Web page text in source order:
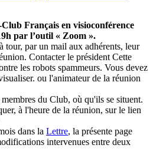
Français en visioconférence
par l’outil « Zoom ».
tour, par un mail aux adhérents, leur
Contacter le président Cette
les robots spammeurs. Vous devez
ou l'animateur de la réunion
du Club, où qu'ils se situent.
à l'heure de la réunion, sur le lien
dans la Lettre, la présente page
intervenues entre deux